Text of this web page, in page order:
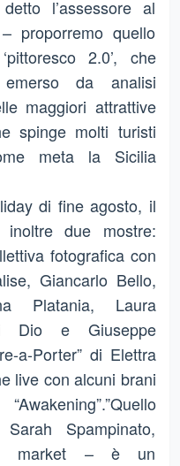
l’assessore al
proporremo quello
2.0’, che
da analisi
maggiori attrattive
spinge molti turisti
meta la Sicilia
di fine agosto, il
due mostre:
fotografica con
Giancarlo Bello,
Platania, Laura
Dio e Giuseppe
a-Porter” di Elettra
live con alcuni brani
Spampinato,
market – è un